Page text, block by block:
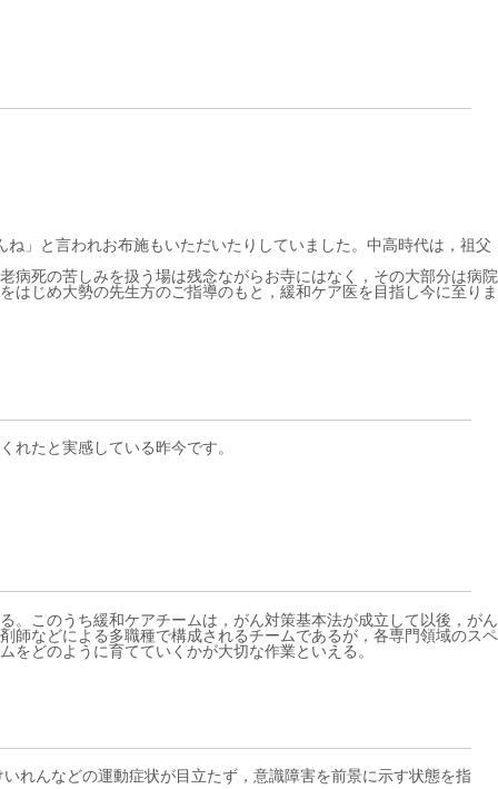
」と言われお布施もいただいたりしていました。中高時代は，祖父
病死の苦しみを扱う場は残念ながらお寺にはなく，その大部分は病院
じめ大勢の先生方のご指導のもと，緩和ケア医を目指し今に至りま
れたと実感している昨今です。
。このうち緩和ケアチームは，がん対策基本法が成立して以後，がん
師などによる多職種で構成されるチームであるが，各専門領域のスペ
どのように育てていくかが大切な作業といえる。
れんなどの運動症状が目立たず，意識障害を前景に示す状態を指